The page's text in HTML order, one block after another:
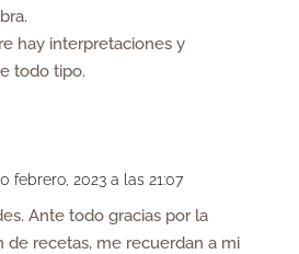
hay interpretaciones y
todo tipo.
febrero, 2023 a las 21:07
Ante todo gracias por la
de recetas, me recuerdan a mi